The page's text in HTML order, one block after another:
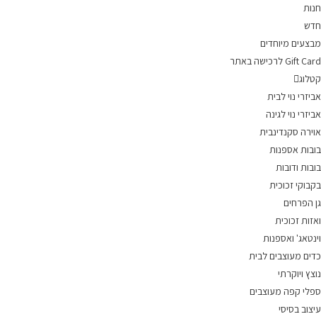
חנות
חדש
מבצעים מיוחדים
Gift Card לרכישה באתר
קטלוג
אביזרי נוי לבית
אביזרי נוי לגינה
אוירה סקנדינבית
בובות אספנות
בובות ודובות
בקבוקי זכוכית
גן הפרחים
ואזות זכוכית
וינטאג' ואספנות
כדים מעוצבים לבית
נוצץ ויוקרתי
ספלי קפה מעוצבים
עיצוב בסיסי